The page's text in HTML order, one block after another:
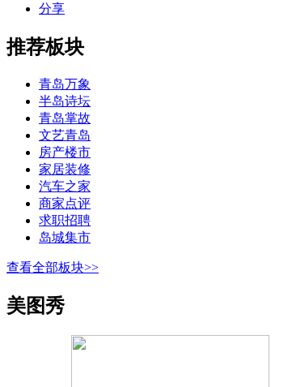
分享
推荐板块
青岛万象
半岛诗坛
青岛掌故
文艺青岛
房产楼市
家居装修
汽车之家
商家点评
求职招聘
岛城集市
查看全部板块>>
美图秀